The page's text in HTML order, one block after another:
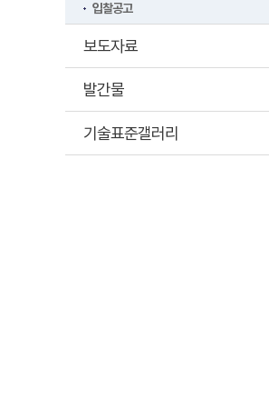
입찰공고
보도자료
발간물
기술표준갤러리